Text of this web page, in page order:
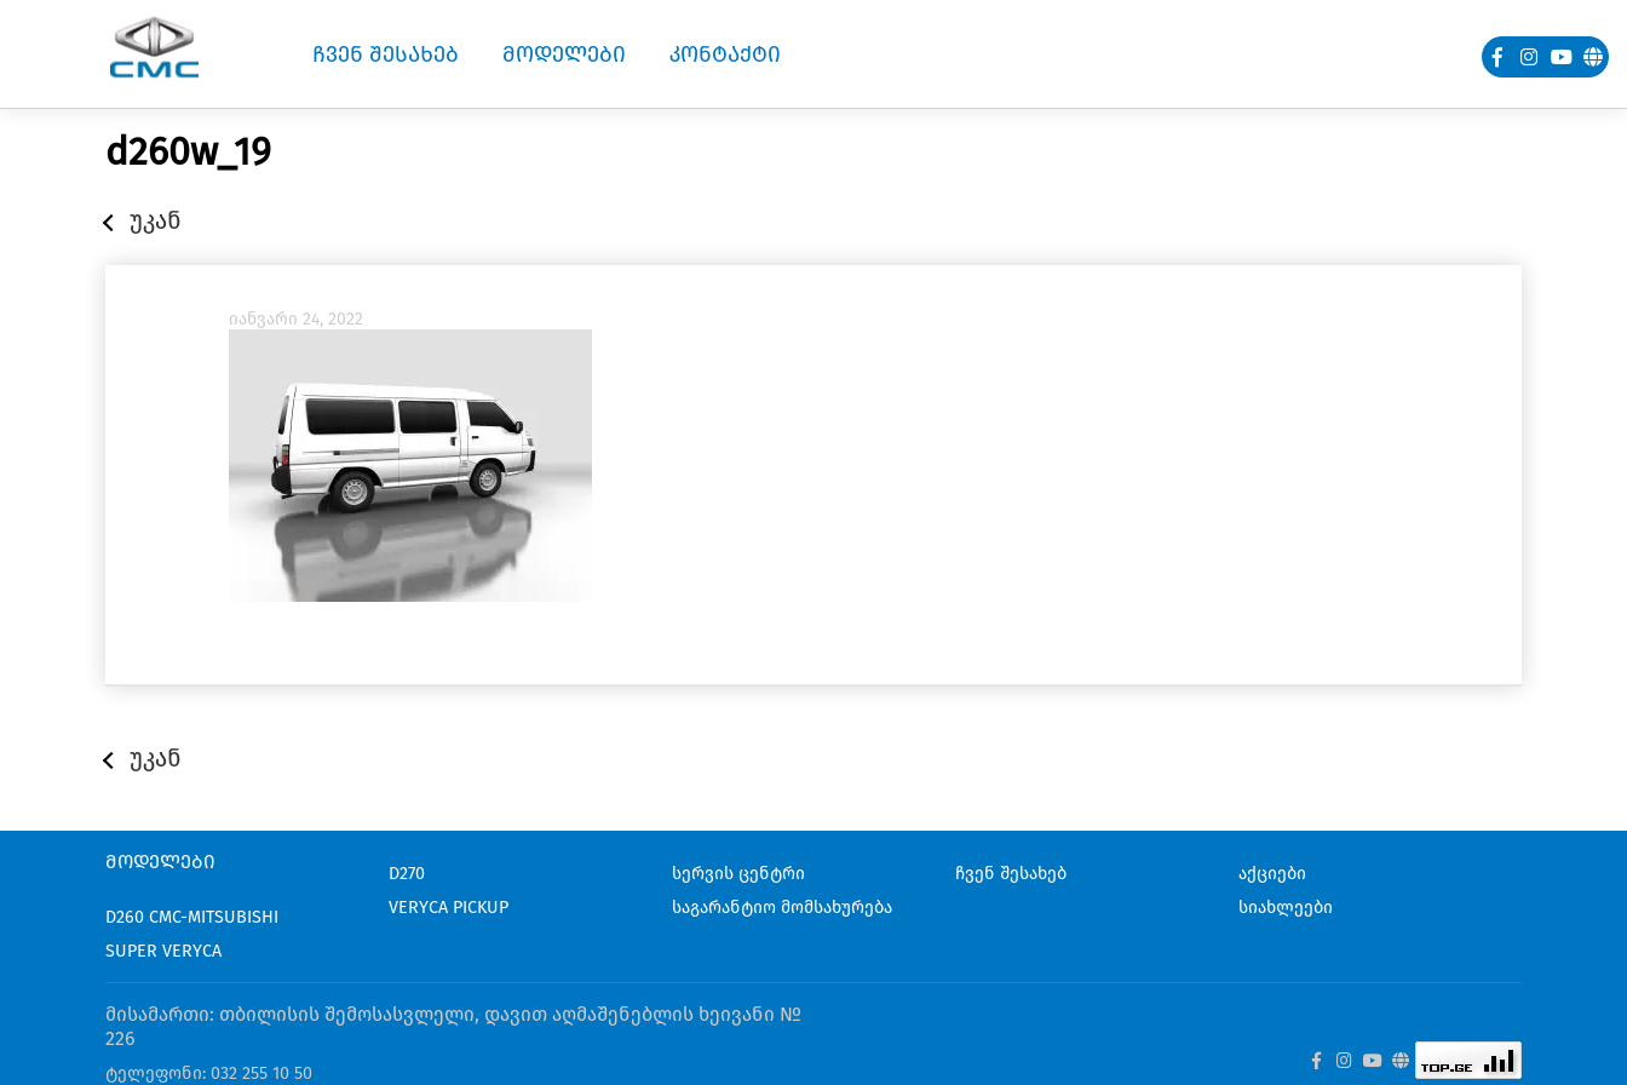
ჩვენ შესახებ მოდელები კონტაქტი
d260w_19
უკან
იანვარი 24, 2022
უკან
ᲛᲝᲓᲔᲚᲔᲑᲘ
D260 CMC-MITSUBISHI
SUPER VERYCA
D270
VERYCA PICKUP
სერვის ცენტრი
საგარანტიო მომსახურება
ჩვენ შესახებ
აქციები
სიახლეები
მისამართი: თბილისის შემოსასვლელი, დავით აღმაშენებლის ხეივანი №
226
ტელეფონი: 032 255 10 50